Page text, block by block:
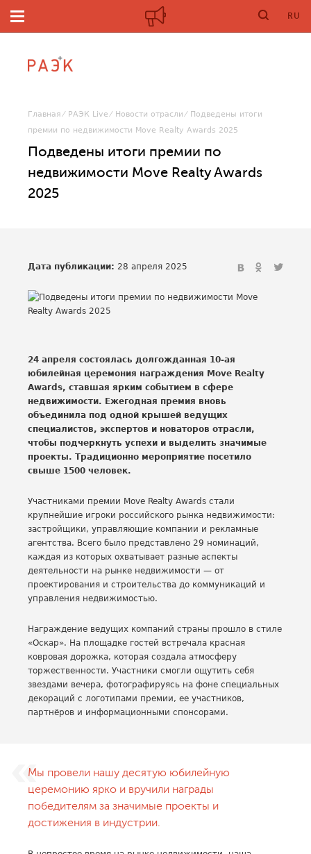
RU
Главная РАЭК Live Новости отрасли
Подведены итоги
премии по недвижимости Move Realty Awards 2025
Подведены итоги премии по
недвижимости Move Realty Awards
2025
Дата публикации: 28 апреля 2025
24 апреля состоялась долгожданная 10-ая
юбилейная церемония награждения Move Realty
Awards, ставшая ярким событием в сфере
недвижимости. Ежегодная премия вновь
объединила под одной крышей ведущих
специалистов, экспертов и новаторов отрасли,
чтобы подчеркнуть успехи и выделить значимые
проекты. Традиционно мероприятие посетило
свыше 1500 человек.
Участниками премии Move Realty Awards стали
крупнейшие игроки российского рынка недвижимости:
застройщики, управляющие компании и рекламные
агентства. Всего было представлено 29 номинаций,
каждая из которых охватывает разные аспекты
деятельности на рынке недвижимости — от
проектирования и строительства до коммуникаций и
управления недвижимостью.
Награждение ведущих компаний страны прошло в стиле
«Оскар». На площадке гостей встречала красная
ковровая дорожка, которая создала атмосферу
торжественности. Участники смогли ощутить себя
звездами вечера, фотографируясь на фоне специальных
декораций с логотипами премии, ее участников,
партнёров и информационными спонсорами.
Мы провели нашу десятую юбилейную
церемонию ярко и вручили награды
победителям за значимые проекты и
достижения в индустрии.